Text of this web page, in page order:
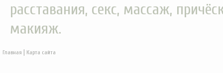
расставания, секс, массаж,
макияж.
Главная Карта сайта